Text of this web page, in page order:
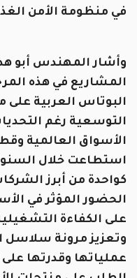
في منظومة الأمن
وأشار المهندس أبو
المشاريع في هذه
البوتاس العربية على
التوسعية رغم
الأسواق العالمية
استطاعت خلال
كواحدة من أبرز
الحضور المؤثر في
على الكفاءة
وتعزيز مرونة سلاسل
عملياتها وقدرتها